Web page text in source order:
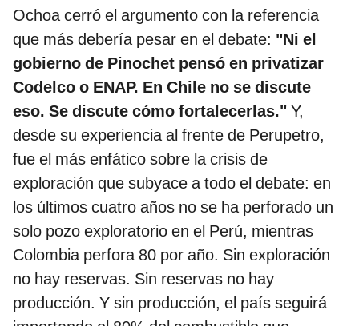
Ochoa cerró el argumento con la referencia
que más debería pesar en el debate: "Ni el
gobierno de Pinochet pensó en privatizar
Codelco o ENAP. En Chile no se discute
eso. Se discute cómo fortalecerlas." Y,
desde su experiencia al frente de Perupetro,
fue el más enfático sobre la crisis de
exploración que subyace a todo el debate: en
los últimos cuatro años no se ha perforado un
solo pozo exploratorio en el Perú, mientras
Colombia perfora 80 por año. Sin exploración
no hay reservas. Sin reservas no hay
producción. Y sin producción, el país seguirá